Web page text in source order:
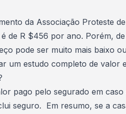
da Associação Proteste
de R $456 por ano. Porém,
pode ser muito mais baixo
um estudo completo de valor
pago pelo segurado em
seguro. Em resumo, se a